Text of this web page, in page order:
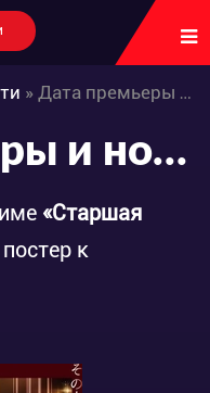
» Дата премьеры и новый постер продолжения аниме «High Card»
Дата премьеры и новый постер продолжения аниме «High Card»
«Старшая
к